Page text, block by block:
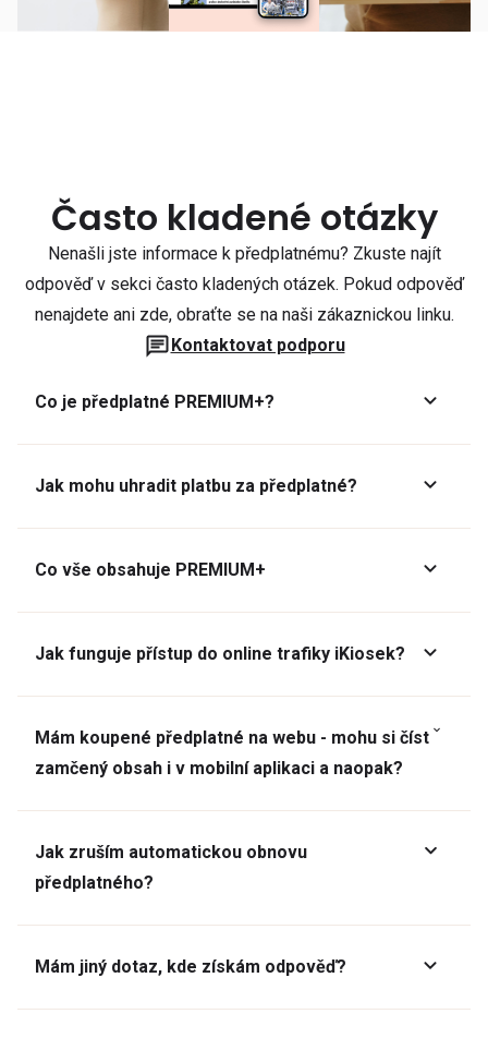
Často kladené otázky
Nenašli jste informace k předplatnému? Zkuste najít
odpověď v sekci často kladených otázek. Pokud odpověď
nenajdete ani zde, obraťte se na naši zákaznickou linku.
Kontaktovat podporu
Co je předplatné PREMIUM+?
Jak mohu uhradit platbu za předplatné?
Co vše obsahuje PREMIUM+
Jak funguje přístup do online trafiky iKiosek?
Mám koupené předplatné na webu - mohu si číst
zamčený obsah i v mobilní aplikaci a naopak?
Jak zruším automatickou obnovu
předplatného?
Mám jiný dotaz, kde získám odpověď?